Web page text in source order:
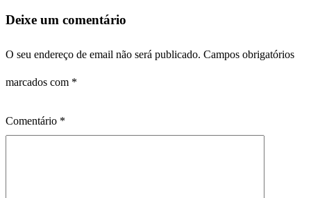
Deixe um comentário
O seu endereço de email não será publicado. Campos obrigatórios
marcados com *
Comentário *